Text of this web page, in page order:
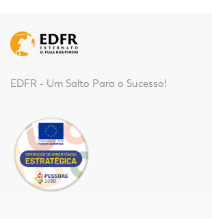
EDFR - Um Salto Para o Sucesso!